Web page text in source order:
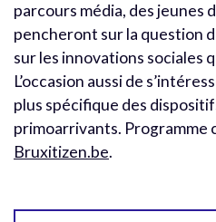
parcours média, des jeunes
pencheront sur la question
sur les innovations sociales
L’occasion aussi de
plus spécifique des
primoarrivants. Programme
Bruxitizen.be.